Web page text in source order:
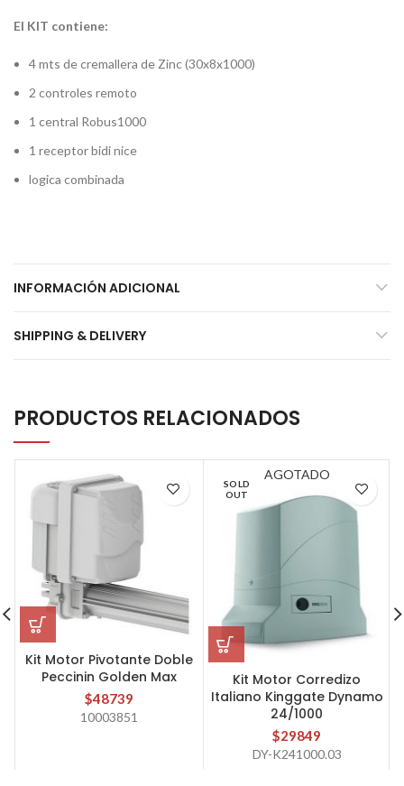
El KIT contiene:
4 mts de cremallera de Zinc (30x8x1000)
2 controles remoto
1 central Robus1000
1 receptor bidi nice
logica combinada
INFORMACIÓN ADICIONAL
SHIPPING & DELIVERY
PRODUCTOS RELACIONADOS
Kit Motor Pivotante Doble
Peccinin Golden Max
$48739
10003851
SOLD
OUT
AGOTADO
Kit Motor Corredizo
Italiano Kinggate Dynamo
24/1000
$29849
DY-K241000.03